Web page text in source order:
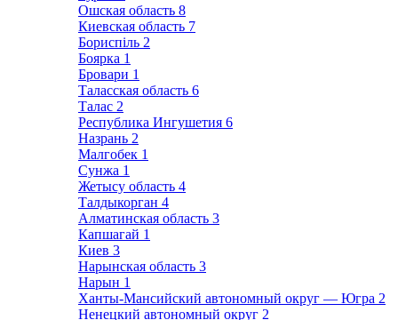
Ошская область 8
Киевская область 7
Бориспіль 2
Боярка 1
Бровари 1
Таласская область 6
Талас 2
Республика Ингушетия 6
Назрань 2
Малгобек 1
Сунжа 1
Жетысу область 4
Талдыкорган 4
Алматинская область 3
Капшагай 1
Киев 3
Нарынская область 3
Нарын 1
Ханты-Мансийский автономный округ — Югра 2
Ненецкий автономный округ 2